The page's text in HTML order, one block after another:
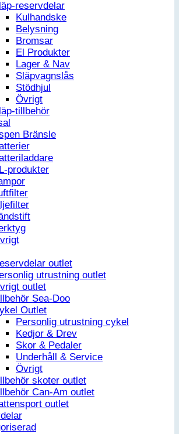
reservdelar
Kulhandske
Belysning
Bromsar
El Produkter
Lager & Nav
Släpvagnslås
Stödhjul
Övrigt
tillbehör
Bränsle
produkter
outlet
utrustning outlet
outlet
Sea-Doo
Outlet
Personlig utrustning cykel
Kedjor & Drev
Skor & Pedaler
Underhåll & Service
Övrigt
skoter outlet
Can-Am outlet
outlet